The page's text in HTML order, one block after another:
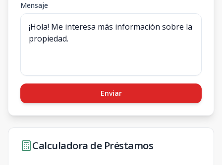
Mensaje
Enviar
Calculadora de Préstamos